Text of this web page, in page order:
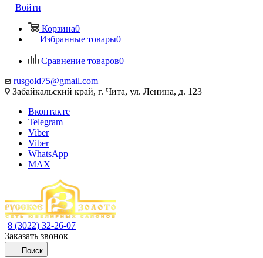
Войти
Корзина0
Избранные товары0
Сравнение товаров0
rusgold75@gmail.com
Забайкальский край, г. Чита, ул. Ленина, д. 123
Вконтакте
Telegram
Viber
Viber
WhatsApp
MAX
8 (3022) 32-26-07
Заказать звонок
Поиск